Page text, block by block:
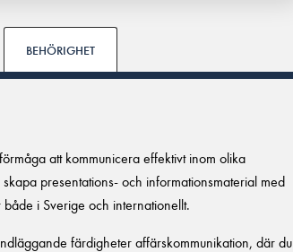
BEHÖRIGHET
att kommunicera effektivt inom olika
presentations- och informationsmaterial med
i Sverige och internationellt.
färdigheter affärskommunikation, där du